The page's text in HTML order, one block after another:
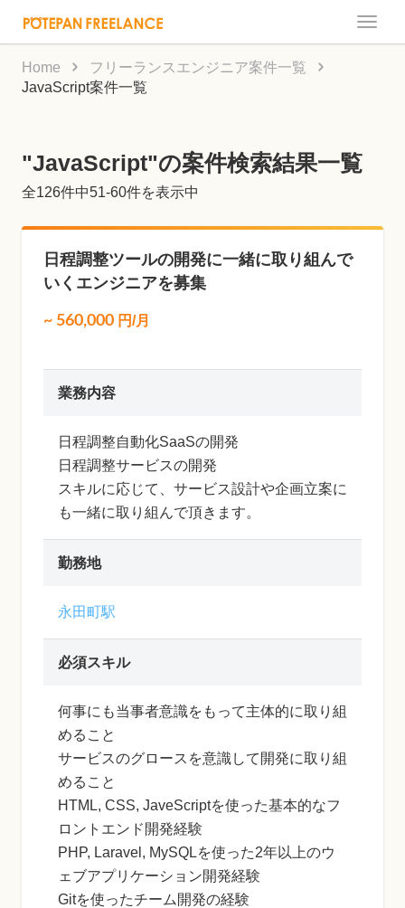
Toggle
Home
フリーランスエンジニア案件一覧
JavaScript案件一覧
"JavaScript"の案件検索結果一覧
全126件中51-60件を表示中
日程調整ツールの開発に一緒に取り組んで
いくエンジニアを募集
~ 560,000 円/月
業務内容
日程調整自動化SaaSの開発
日程調整サービスの開発
スキルに応じて、サービス設計や企画立案に
も一緒に取り組んで頂きます。
勤務地
永田町駅
必須スキル
何事にも当事者意識をもって主体的に取り組
めること
サービスのグロースを意識して開発に取り組
めること
HTML, CSS, JaveScriptを使った基本的なフ
ロントエンド開発経験
PHP, Laravel, MySQLを使った2年以上のウ
ェブアプリケーション開発経験
Gitを使ったチーム開発の経験